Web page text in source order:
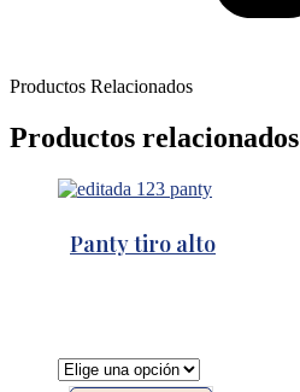
Productos Relacionados
Productos relacionados
Panty tiro alto